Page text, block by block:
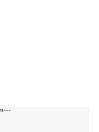
---Advertisement---